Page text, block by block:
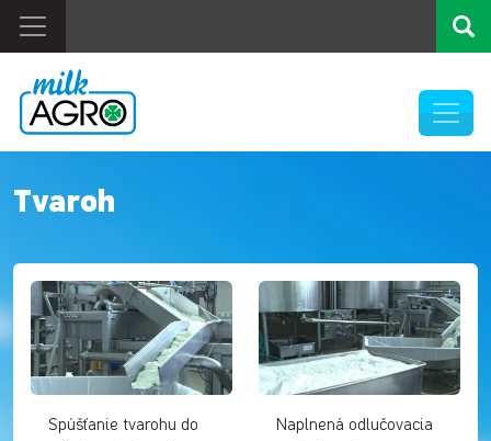
Tvaroh
Spúšťanie tvarohu do
Naplnená odlučovacia